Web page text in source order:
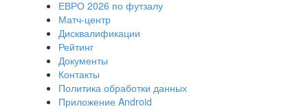
ЕВРО 2026 по футзалу
Матч-центр
Дисквалификации
Рейтинг
Документы
Контакты
Политика обработки данных
Приложение Android